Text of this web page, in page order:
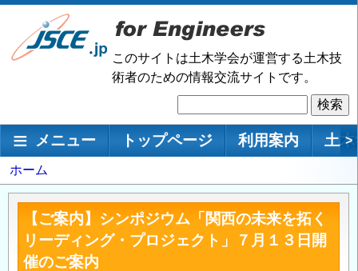
メ
ン
移
このサイトは土木学会が運営する土木技
術者のための情報交流サイトです。
索
メインナビゲーション
メニュー トップページ 利用案内 土 >
パ
ン
ホーム
【ご案内】シンポジウム「関西の未来を拓く
リーディング・プロジェクト」７月１３日開
催のご案内